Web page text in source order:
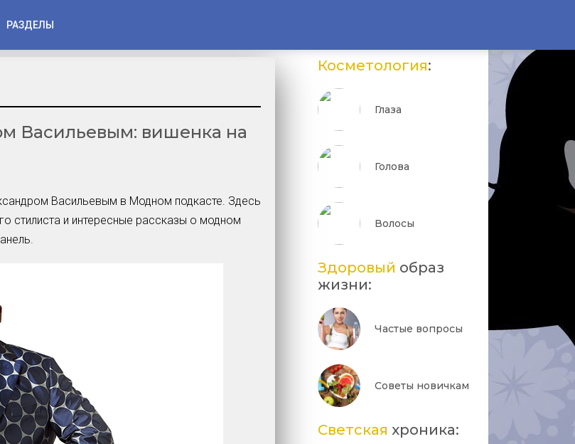
РАЗДЕЛЫ
Губы
Частые вопросы
Советы новичкам
Умная уборка
Секреты стирки
Васильевым: вишенка на
Васильевым в Модном подкасте. Здесь
стилиста и интересные рассказы о модном
Косметология:
Глаза
Голова
Волосы
Здоровый образ
жизни:
Частые вопросы
Советы новичкам
Светская хроника: